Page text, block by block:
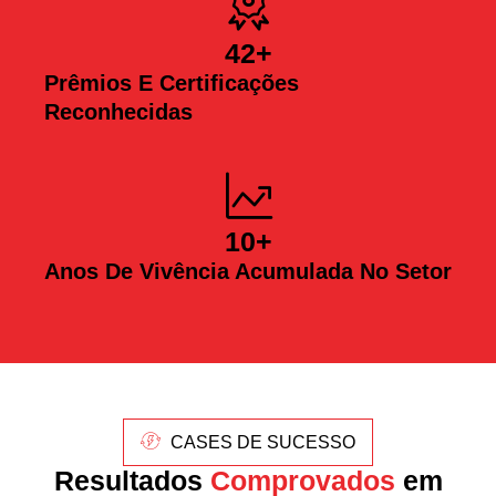
Prêmios E Certificações
Reconhecidas
42+
Anos De Vivência Acumulada No Setor
10+
CASES DE SUCESSO
Resultados Comprovados em